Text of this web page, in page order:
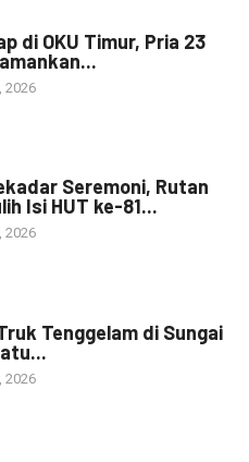
di OKU Timur, Pria 23
2026
Seremoni, Rutan
Isi HUT ke-81...
2026
Tenggelam di Sungai
2026